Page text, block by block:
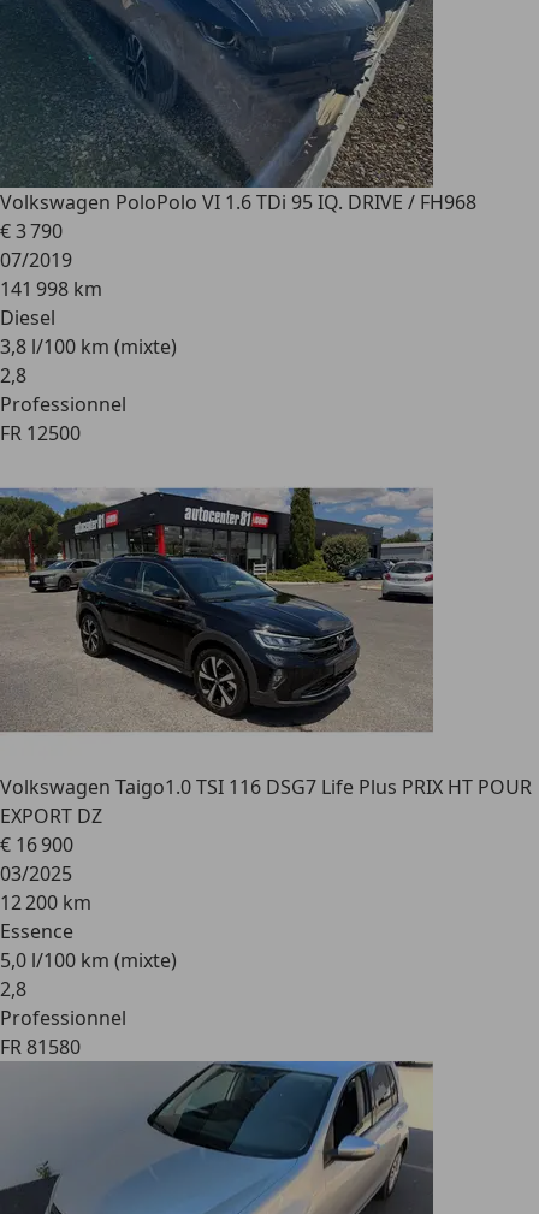
Volkswagen PoloPolo VI 1.6 TDi 95 IQ. DRIVE / FH968
€ 3 790
07/2019
141 998 km
Diesel
3,8 l/100 km (mixte)
2,8
Professionnel
FR 12500
Volkswagen Taigo1.0 TSI 116 DSG7 Life Plus PRIX HT POUR
EXPORT DZ
€ 16 900
03/2025
12 200 km
Essence
5,0 l/100 km (mixte)
2,8
Professionnel
FR 81580